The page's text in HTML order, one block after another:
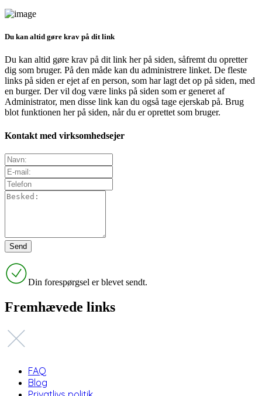
Du kan altid gøre krav på dit link
Du kan altid gøre krav på dit link her på siden, såfremt du opretter
dig som bruger. På den måde kan du administrere linket. De fleste
links på siden er ejet af en person, som har lagt det op på siden, med
en burger. Der vil dog være links på siden som er generet af
Administrator, men disse link kan du også tage ejerskab på. Brug
blot funktionen her på siden, når du er oprettet som bruger.
Kontakt med virksomhedsejer
Din forespørgsel er blevet sendt.
Fremhævede links
FAQ
Blog